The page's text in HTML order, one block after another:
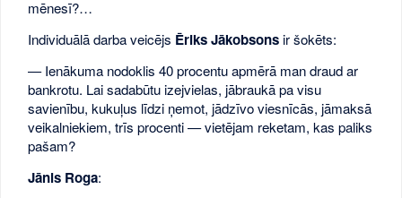
mēnesī?…
Individuālā darba veicējs Ēriks Jākobsons ir šokēts:
— Ienākuma nodoklis 40 procentu apmērā man draud ar
bankrotu. Lai sadabūtu izejvielas, jābraukā pa visu
savienību, kukuļus līdzi ņemot, jādzīvo viesnīcās, jāmaksā
veikalniekiem, trīs procenti — vietējam reketam, kas paliks
pašam?
Jānis Roga: